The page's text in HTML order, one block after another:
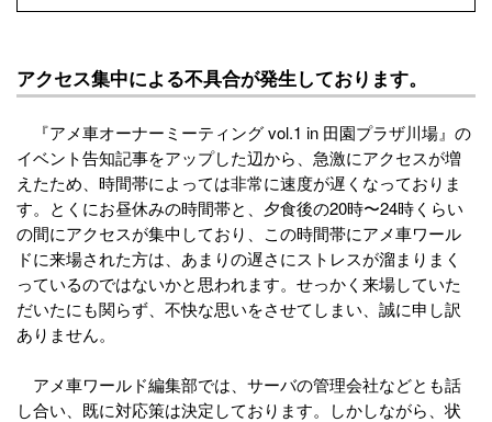
アクセス集中による不具合が発生しております。
『アメ車オーナーミーティング vol.1 in 田園プラザ川場』の
イベント告知記事をアップした辺から、急激にアクセスが増
えたため、時間帯によっては非常に速度が遅くなっておりま
す。とくにお昼休みの時間帯と、夕食後の20時〜24時くらい
の間にアクセスが集中しており、この時間帯にアメ車ワール
ドに来場された方は、あまりの遅さにストレスが溜まりまく
っているのではないかと思われます。せっかく来場していた
だいたにも関らず、不快な思いをさせてしまい、誠に申し訳
ありません。
アメ車ワールド編集部では、サーバの管理会社などとも話
し合い、既に対応策は決定しております。しかしながら、状